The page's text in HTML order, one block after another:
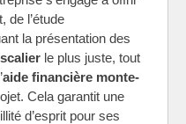
de l’étude
la présentation des
le plus juste, tout
aide financière monte-
Cela garantit une
d’esprit pour ses